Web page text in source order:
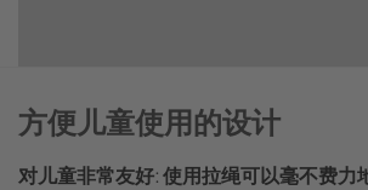
方便儿童使用的设计
对儿童非常友好: 使用拉绳可以毫不费力